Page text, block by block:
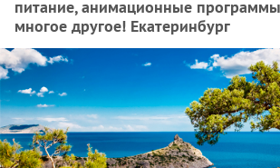
питание, анимационные
многое другое! Екатеринбург